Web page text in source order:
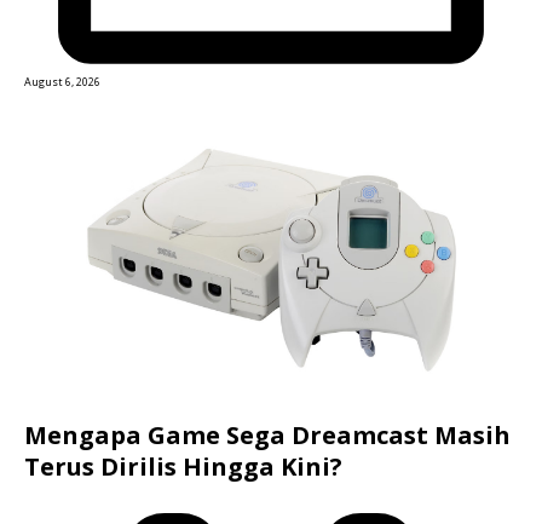
August 6, 2026
Mengapa Game Sega Dreamcast Masih
Terus Dirilis Hingga Kini?